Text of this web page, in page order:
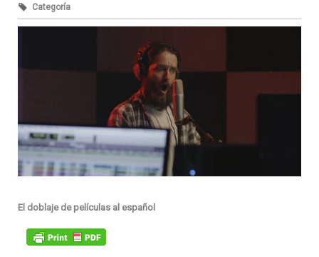
Categoría
El doblaje de películas al español